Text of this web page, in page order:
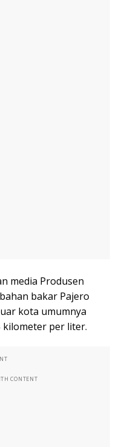
media Produsen
bakar Pajero
kota umumnya
kilometer per liter.
CONTENT